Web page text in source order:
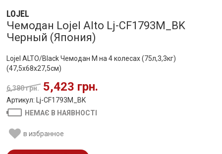
LOJEL
Чемодан Lojel Alto Lj-CF1793M_BK
Черный (Япония)
Lojel ALTO/Black Чемодан M на 4 колесах (75л,3,3кг)
(47,5x68x27,5см)
6,380 грн. 5,423 грн.
Артикул: Lj-CF1793M_BK
НЕМАЄ В НАЯВНОСТІ
в избранное